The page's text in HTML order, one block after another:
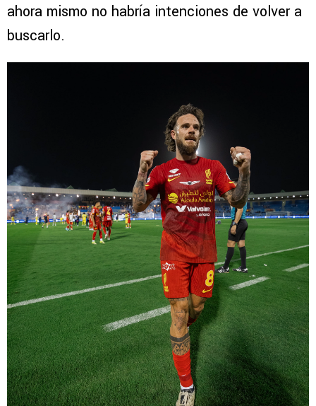
ahora mismo no habría intenciones de volver a
buscarlo.